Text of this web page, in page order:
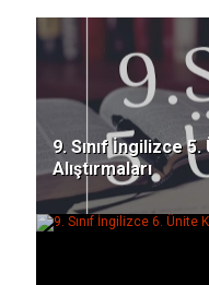
9. Sınıf İngilizce
Alıştırmaları